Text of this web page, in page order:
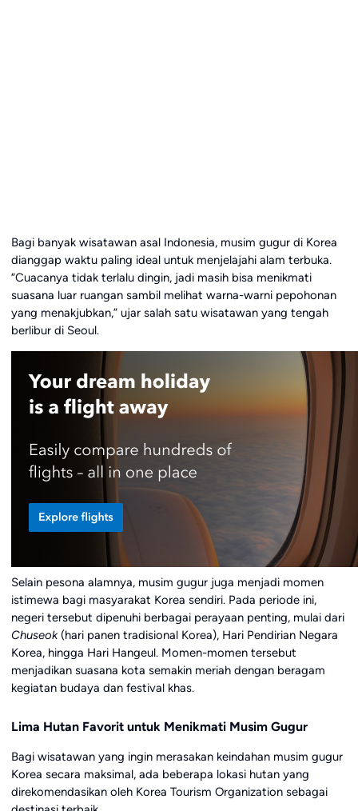
Bagi banyak wisatawan asal Indonesia, musim gugur di Korea
dianggap waktu paling ideal untuk menjelajahi alam terbuka.
“Cuacanya tidak terlalu dingin, jadi masih bisa menikmati
suasana luar ruangan sambil melihat warna-warni pepohonan
yang menakjubkan,” ujar salah satu wisatawan yang tengah
berlibur di Seoul.
Selain pesona alamnya, musim gugur juga menjadi momen
istimewa bagi masyarakat Korea sendiri. Pada periode ini,
negeri tersebut dipenuhi berbagai perayaan penting, mulai dari
Chuseok(hari panen tradisional Korea), Hari Pendirian Negara
Korea, hingga Hari Hangeul. Momen-momen tersebut
menjadikan suasana kota semakin meriah dengan beragam
kegiatan budaya dan festival khas.
Lima Hutan Favorit untuk Menikmati Musim Gugur
Bagi wisatawan yang ingin merasakan keindahan musim gugur
Korea secara maksimal, ada beberapa lokasi hutan yang
direkomendasikan oleh Korea Tourism Organization sebagai